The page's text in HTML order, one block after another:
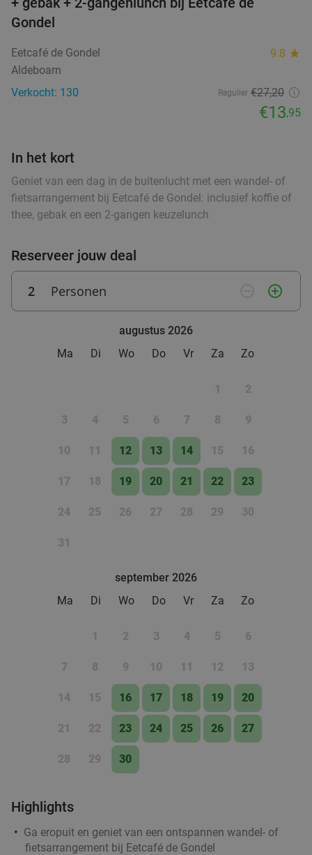
food
food
food
Wo
Hof van Oldeberkoop
star
Oldeberkoop
Verkocht: 515 Regulier €59,90
€34,95
44%
3-gangen keuzediner bij Heerlijkheid
Vandaag Wo Do Vr
Za
Heerlijkheid
Verkocht: 268
€23
Gondel
Eetcafé de Gondel 9.8 star
Aldeboarn
Verkocht: 130
Regulier €27,20
€13,95
In het kort
Geniet van een dag in de buitenlucht met een wandel- of
fietsarrangement bij Eetcafé de Gondel: inclusief koffie of
thee, gebak en een 2-gangen keuzelunch
Reserveer jouw deal
2 Personen add_circle_outline
augustus 2026
Ma
Di Wo Do Vr Za Zo
1 2
3 4 5 6 7 8 9
10 11 12 13 14 15 16
17 18 19 20 21 22 23
24 25 26 27 28 29 30
31
september 2026
Ma
Di Wo Do Vr Za Zo
1 2 3 4 5 6
7 8 9 10 11 12 13
14 15 16 17 18 19 20
21 22 23 24 25 26 27
28 29 30
Highlights
Ga eropuit en geniet van een ontspannen wandel- of
fietsarrangement bij Eetcafé de Gondel